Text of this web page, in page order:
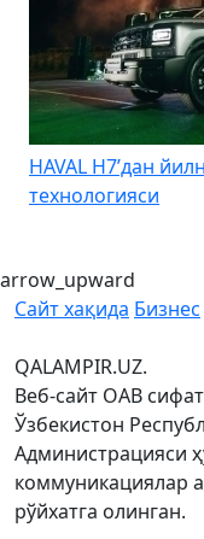
HAVAL H7’дан
технологияси
arrow_upward
Сайт хақида Бизнес
QALAMPIR.UZ.
Веб-сайт ОАВ
Ўзбекистон
Администрацияси
коммуникациялар
рўйхатга олинган.